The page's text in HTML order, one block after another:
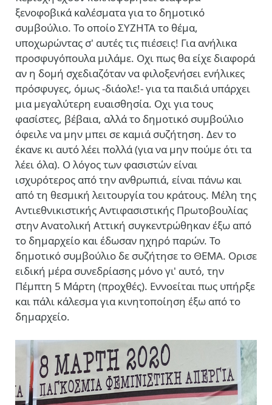
ξενοφοβικά καλέσματα για το δημοτικό
συμβούλιο. Το οποίο ΣΥΖΗΤΑ το θέμα,
υποχωρώντας σ' αυτές τις πιέσεις! Για ανήλικα
προσφυγόπουλα μιλάμε. Οχι πως θα είχε διαφορά
αν η δομή σχεδιαζόταν να φιλοξενήσει ενήλικες
πρόσφυγες, όμως -διάολε!- για τα παιδιά υπάρχει
μια μεγαλύτερη ευαισθησία. Οχι για τους
φασίστες, βέβαια, αλλά το δημοτικό συμβούλιο
όφειλε να μην μπει σε καμιά συζήτηση. Δεν το
έκανε κι αυτό λέει πολλά (για να μην πούμε ότι τα
λέει όλα). Ο λόγος των φασιστών είναι
ισχυρότερος από την ανθρωπιά, είναι πάνω και
από τη θεσμική λειτουργία του κράτους. Μέλη της
Αντιεθνικιστικής Αντιφασιστικής Πρωτοβουλίας
στην Ανατολική Αττική συγκεντρώθηκαν έξω από
το δημαρχείο και έδωσαν ηχηρό παρών. Το
δημοτικό συμβούλιο δε συζήτησε το ΘΕΜΑ. Ορισε
ειδική μέρα συνεδρίασης μόνο γι' αυτό, την
Πέμπτη 5 Μάρτη (προχθές). Εννοείται πως υπήρξε
και πάλι κάλεσμα για κινητοποίηση έξω από το
δημαρχείο.